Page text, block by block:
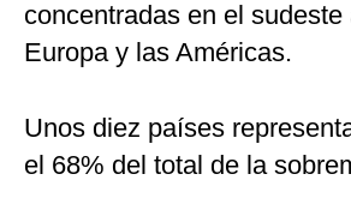
concentradas en el sudeste
Europa y las Américas.
Unos diez países
el 68% del total de la